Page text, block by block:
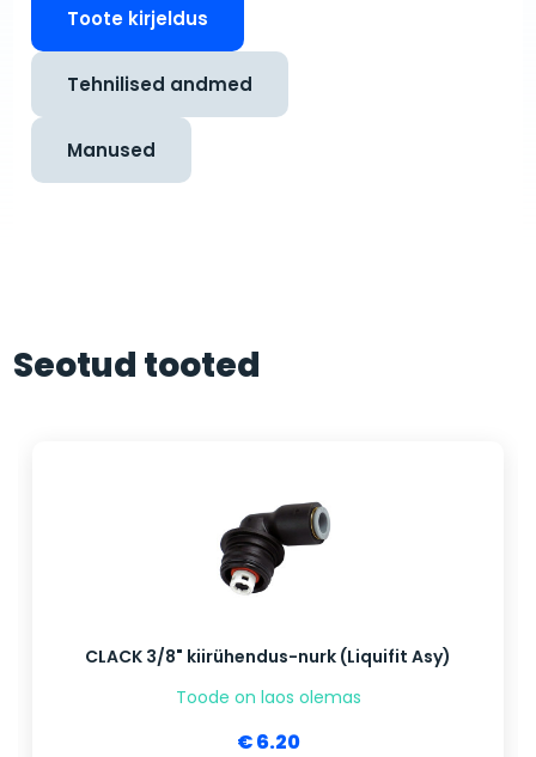
Toote kirjeldus
Tehnilised andmed
Manused
Seotud tooted
CLACK 3/8" kiirühendus-nurk (Liquifit Asy)
Toode on laos olemas
€ 6.20